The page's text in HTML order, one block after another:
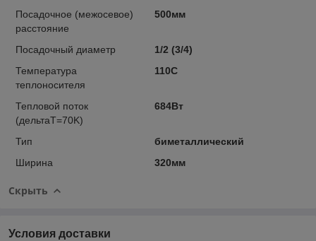
Посадочное (межосевое)
расстояние
500мм
Посадочный диаметр
1/2 (3/4)
Температура
теплоносителя
110C
Тепловой поток
(дельтаT=70K)
684Вт
Тип
биметаллический
Ширина
320мм
Скрыть
Условия доставки